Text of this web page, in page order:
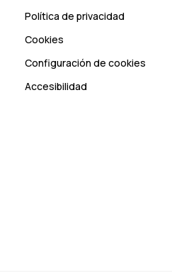
Política de privacidad
Cookies
Configuración de cookies
Accesibilidad